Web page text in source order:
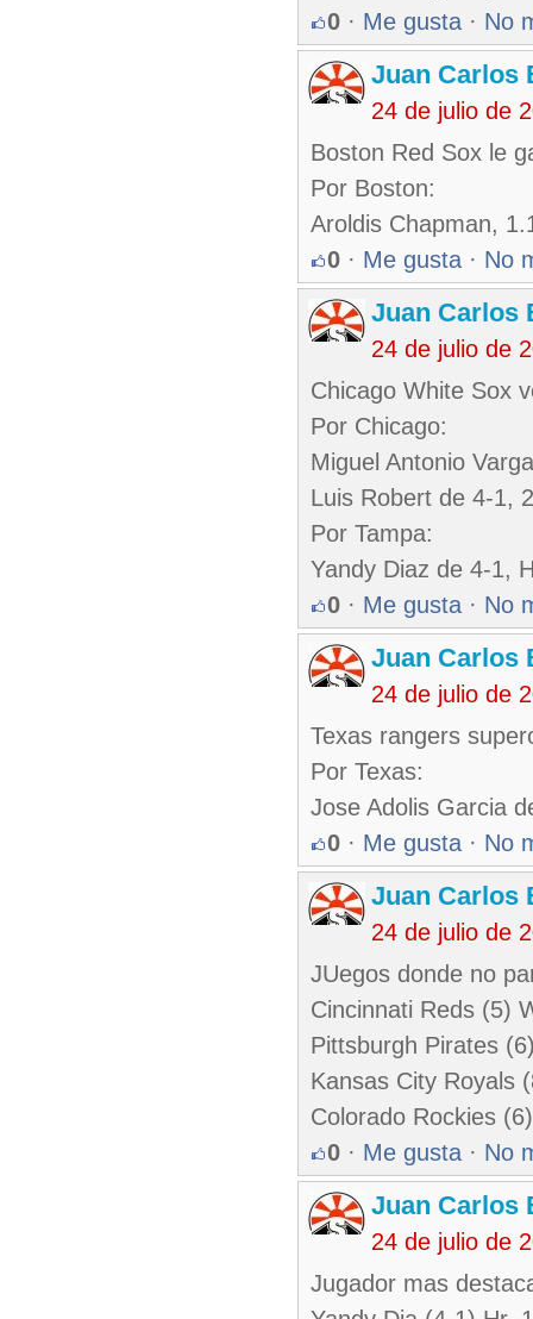
0 · Me gusta · No
Juan Carlos
24 de julio de
Boston Red Sox le
Por Boston:
Aroldis Chapman,
0 · Me gusta · No
Juan Carlos
24 de julio de
Chicago White Sox
Por Chicago:
Miguel Antonio
Luis Robert de 4-1,
Por Tampa:
Yandy Diaz de 4-1,
0 · Me gusta · No
Juan Carlos
24 de julio de
Texas rangers
Por Texas:
Jose Adolis Garcia
0 · Me gusta · No
Juan Carlos
24 de julio de
JUegos donde no
Cincinnati Reds (5)
Pittsburgh Pirates
Kansas City Royals
Colorado Rockies
0 · Me gusta · No
Juan Carlos
24 de julio de
Jugador mas